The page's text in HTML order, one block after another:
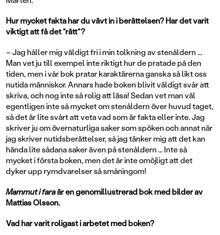
Hur mycket fakta har du vävt in i berättelsen? Har det varit
viktigt att få det ”rätt”?
– Jag håller mig väldigt fri i min tolkning av stenåldern ...
Man vet ju till exempel inte riktigt hur de pratade på den
tiden, men i vår bok pratar karaktärerna ganska så likt oss
nutida människor. Annars hade boken blivit väldigt svår att
skriva, och nog inte så rolig att läsa! Sedan vet man väl
egentligen inte så mycket om stenåldern över huvud taget,
så det är lite svårt att veta vad som är fakta eller inte. Jag
skriver ju om övernaturliga saker som spöken och annat när
jag skriver nutidsberättelser, så jag tänker mig att det kan
hända lite sådana saker även på stenåldern ... Inte så
mycket i första boken, men det är inte omöjligt att det
dyker upp rymdvarelser så småningom!
Mammut i faraär en genomillustrerad bok med bilder av
Mattias Olsson.
Vad har varit roligast i arbetet med boken?